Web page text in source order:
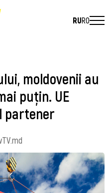
RURO
moldovenii au
puțin. UE
partener